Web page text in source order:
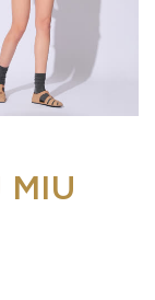
MIU